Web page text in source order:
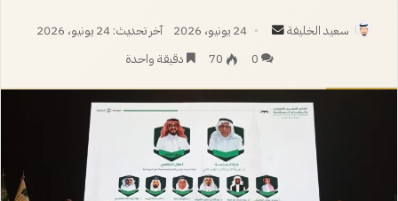
سعيد الخليفة
أرسل
بريدا
24 يونيو، 2026
آخر تحديث: 24 يونيو، 2026
0
70 دقيقة واحدة